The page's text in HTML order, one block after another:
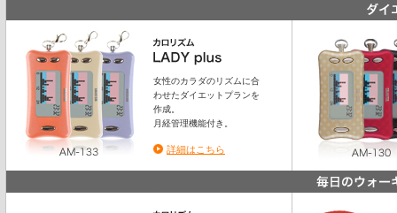
女性のカラダのリズムに合
わせたダイエットプランを
作成。
月経管理機能付き。
詳細はこちら